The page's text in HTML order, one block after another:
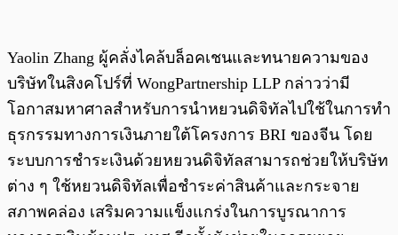
Yaolin Zhang ผู้คลั่งไคล้บล็อคเชนและทนายความของ
บริษัทในสิงคโปร์ที่ WongPartnership LLP กล่าวว่ามี
โอกาสมหาศาลสำหรับการนำหยวนดิจิทัลไปใช้ในการทำ
ธุรกรรมทางการเงินภายใต้โครงการ BRI ของจีน โดย
ระบบการชำระเงินด้วยหยวนดิจิทัลสามารถช่วยให้บริษัท
ต่าง ๆ ใช้หยวนดิจิทัลเพื่อชำระค่าสินค้าและกระจาย
สภาพคล่อง เสริมความแข็งแกร่งในการบูรณาการ